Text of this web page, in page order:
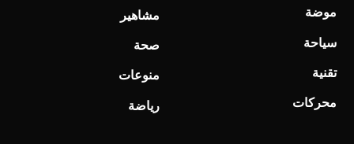
موضة
سياحة
تقنية
محركات
مشاهير
صحة
منوعات
رياضة